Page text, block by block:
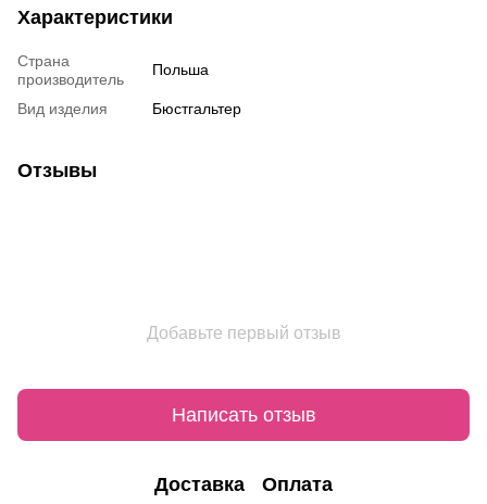
Характеристики
Страна
производитель
Польша
Вид изделия Бюстгальтер
Отзывы
Добавьте первый отзыв
Написать отзыв
Доставка Оплата